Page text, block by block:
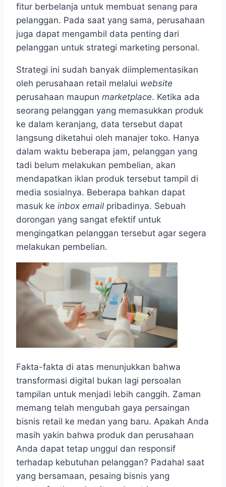
fitur berbelanja untuk membuat senang para
pelanggan. Pada saat yang sama, perusahaan
juga dapat mengambil data penting dari
pelanggan untuk strategi marketing personal.
Strategi ini sudah banyak diimplementasikan
oleh perusahaan retail melalui website
perusahaan maupun marketplace. Ketika ada
seorang pelanggan yang memasukkan produk
ke dalam keranjang, data tersebut dapat
langsung diketahui oleh manajer toko. Hanya
dalam waktu beberapa jam, pelanggan yang
tadi belum melakukan pembelian, akan
mendapatkan iklan produk tersebut tampil di
media sosialnya. Beberapa bahkan dapat
masuk ke inbox email pribadinya. Sebuah
dorongan yang sangat efektif untuk
mengingatkan pelanggan tersebut agar segera
melakukan pembelian.
Fakta-fakta di atas menunjukkan bahwa
transformasi digital bukan lagi persoalan
tampilan untuk menjadi lebih canggih. Zaman
memang telah mengubah gaya persaingan
bisnis retail ke medan yang baru. Apakah Anda
masih yakin bahwa produk dan perusahaan
Anda dapat tetap unggul dan responsif
terhadap kebutuhan pelanggan? Padahal saat
yang bersamaan, pesaing bisnis yang